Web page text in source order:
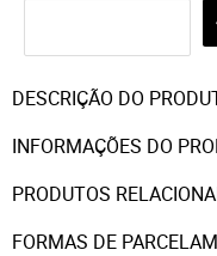
DESCRIÇÃO DO
INFORMAÇÕES DO
PRODUTOS
FORMAS DE